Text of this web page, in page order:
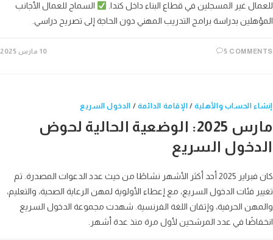
غير المسجلين في قطاع البناء داخل كندا.
السماح للعمال الأجانب
بدراسة برامج التدريب المهني دون الحاجة إلى تصريح دراسي.
5
الحساب والأهلية/الإقامة الدائمة/الدخول السريع
مارس 2025: الوضعية الحالية لحوض
السريع
كان فبراير 2025 أحد أكثر الأشهر نشاطًا من حيث عدد الدعوات المصدرة. تم
فئات الدخول السريع، مع إعطاء الأولوية لمهن الرعاية الصحية، والتعليم،
الحرفية، وإتقان اللغة الفرنسية. شهدت مجموعة الدخول السريع
في عدد المرشحين لأول مرة منذ عدة أشهر.